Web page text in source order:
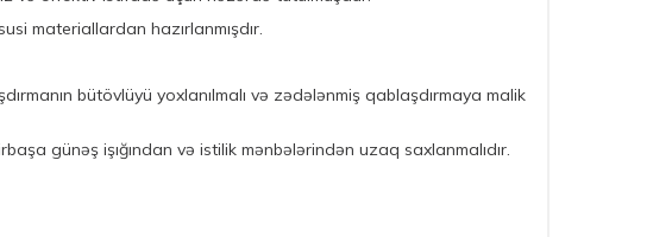
materiallardan hazırlanmışdır.
bütövlüyü yoxlanılmalı və zədələnmiş qablaşdırmaya malik
günəş işığından və istilik mənbələrindən uzaq saxlanmalıdır.